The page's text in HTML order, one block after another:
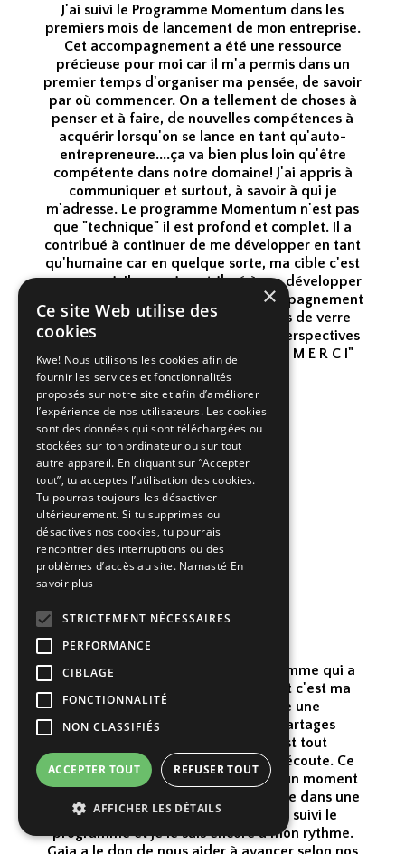
J'ai suivi le Programme Momentum dans les
premiers mois de lancement de mon entreprise.
Cet accompagnement a été une ressource
précieuse pour moi car il m'a permis dans un
premier temps d'organiser ma pensée, de savoir
par où commencer. On a tellement de choses à
penser et à faire, de nouvelles compétences à
acquérir lorsqu'on se lance en tant qu'auto-
entrepreneure....ça va bien plus loin qu'être
compétente dans notre domaine! J'ai appris à
communiquer et surtout, à savoir à qui je
m'adresse. Le programme Momentum n'est pas
que "technique" il est profond et complet. Il a
contribué à continuer de me développer en tant
qu'humaine car en quelque sorte, ma cible c'est
un peu moi. Il a aussi contribué à me développer
en tant qu'entrepreneure car l'accompagnement
de Gaïa pousse à briser les plafonds de verre
pour un envol majestueux vers des perspectives
que l'on n'osait pas encore s'avouer! M E R C I"
Marie-Paule, France
https://lecercleetlavie.fr/
Momentum est clairement le programme qui a
changé ma vie. Mais par dessus tout c'est ma
rencontre avec Gaia. Elle a crée une
communauté d'échanges et de partages
extraordinaires. Cette femme est tout
simplement incroyable, toujours à l'écoute. Ce
que j'ai le plus aimé, c'est que à aucun moment
je ne me suis sentie forcée ou poussée dans une
direction autre que la mienne. J'ai suivi le
programme et je le suis encore à mon rythme.
×
Ce site Web utilise des
cookies
Kwe! Nous utilisons les cookies afin de
fournir les services et fonctionnalités
proposés sur notre site et afin d’améliorer
l’expérience de nos utilisateurs. Les cookies
sont des données qui sont téléchargées ou
stockées sur ton ordinateur ou sur tout
autre appareil. En cliquant sur ”Accepter
tout”, tu acceptes l’utilisation des cookies.
Tu pourras toujours les désactiver
ultérieurement. Si tu supprimes ou
désactives nos cookies, tu pourrais
rencontrer des interruptions ou des
problèmes d’accès au site. Namasté En
savoir plus
STRICTEMENT NÉCESSAIRES
PERFORMANCE
CIBLAGE
FONCTIONNALITÉ
NON CLASSIFIÉS
ACCEPTER TOUT REFUSER TOUT
AFFICHER LES DÉTAILS